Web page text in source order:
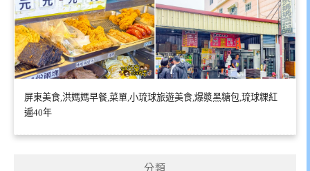
屏東美食,洪媽媽早餐,菜單,小琉球旅遊美食,爆漿黑糖包,琉球粿紅
遍40年
分類